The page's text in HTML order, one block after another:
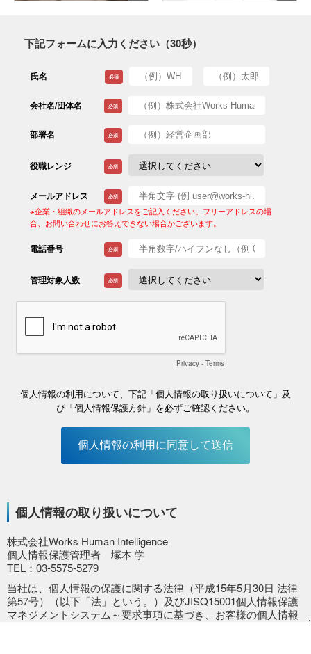
下記フォームに入力ください（30秒）
個人情報の取り扱いについて
株式会社Works Human Intelligence
個人情報保護管理者 塚本 学
TEL：03-5575-5279
当社は、個人情報の保護に関する法律（平成15年5月30日 法律
第57号）（以下「法」という。）及びJISQ15001個人情報保護
マネジメントシステム～要求事項に基づき、お客様の個人情報